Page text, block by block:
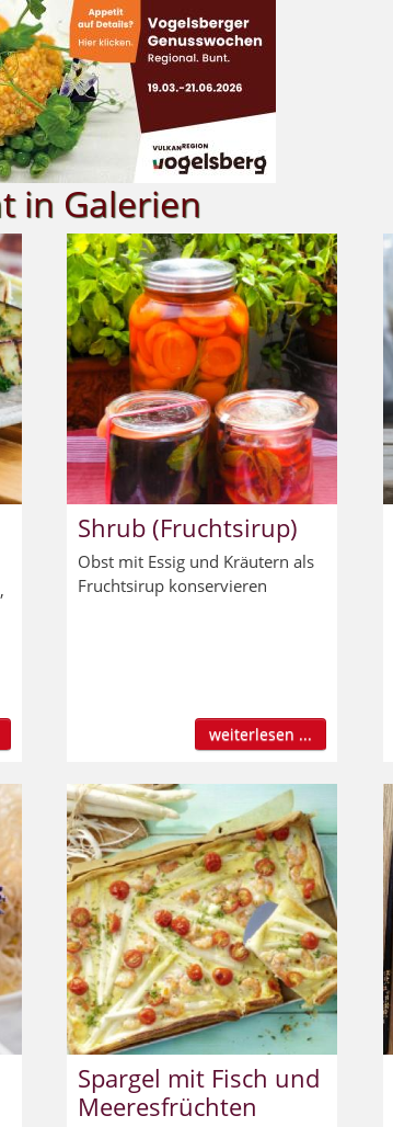
in Galerien
Shrub (Fruchtsirup)
Obst mit Essig und Kräutern als
Fruchtsirup konservieren
weiterlesen ...
Spargel mit Fisch und
Meeresfrüchten